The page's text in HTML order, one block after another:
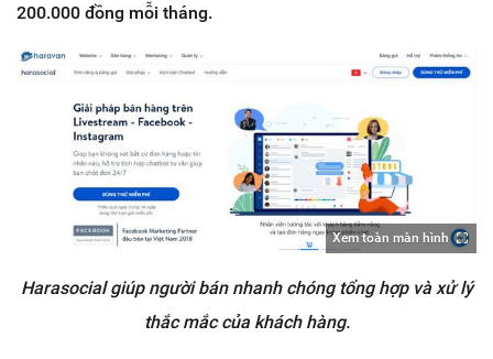
200.000 đồng mỗi tháng.
Xem toàn màn hình
Harasocial giúp người bán nhanh chóng tổng hợp và xử lý
thắc mắc của khách hàng.